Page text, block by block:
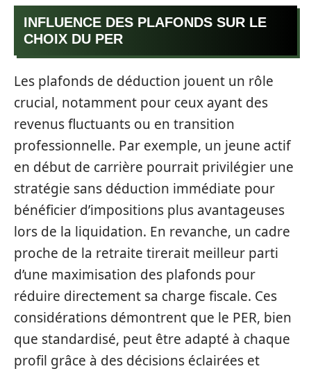
INFLUENCE DES PLAFONDS SUR LE
CHOIX DU PER
Les plafonds de déduction jouent un rôle
crucial, notamment pour ceux ayant des
revenus fluctuants ou en transition
professionnelle. Par exemple, un jeune actif
en début de carrière pourrait privilégier une
stratégie sans déduction immédiate pour
bénéficier d’impositions plus avantageuses
lors de la liquidation. En revanche, un cadre
proche de la retraite tirerait meilleur parti
d’une maximisation des plafonds pour
réduire directement sa charge fiscale. Ces
considérations démontrent que le PER, bien
que standardisé, peut être adapté à chaque
profil grâce à des décisions éclairées et